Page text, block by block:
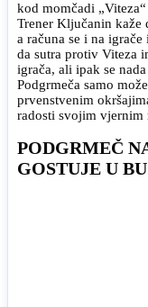
kod momčadi
Trener Ključanin kaže
a računa se i na
da sutra protiv Viteza
igrača, ali ipak se
Podgrmeča samo
prvenstvenim
radosti svojim vjernim
PODGRMEČ
GOSTUJE U